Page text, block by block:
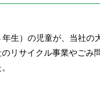
生）の児童が、当社
リサイクル事業やご